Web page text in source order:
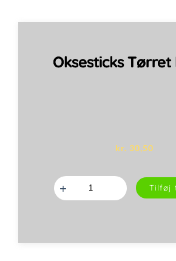
Oksesticks
kr. 30,50
Oksesticks
Tørret
luftrør
Tilføj